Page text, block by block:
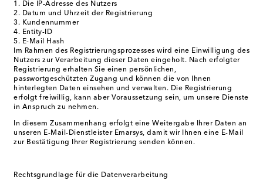
Die IP-Adresse des Nutzers
Datum und Uhrzeit der Registrierung
Kundennummer
Entity-ID
E-Mail Hash
Im Rahmen des Registrierungsprozesses wird eine Einwilligung des
Nutzers zur Verarbeitung dieser Daten eingeholt. Nach erfolgter
Registrierung erhalten Sie einen persönlichen,
passwortgeschützten Zugang und können die von Ihnen
hinterlegten Daten einsehen und verwalten. Die Registrierung
erfolgt freiwillig, kann aber Voraussetzung sein, um unsere Dienste
in Anspruch zu nehmen.
In diesem Zusammenhang erfolgt eine Weitergabe Ihrer Daten an
unseren E-Mail-Dienstleister Emarsys, damit wir Ihnen eine E-Mail
zur Bestätigung Ihrer Registrierung senden können.
Rechtsgrundlage für die Datenverarbeitung